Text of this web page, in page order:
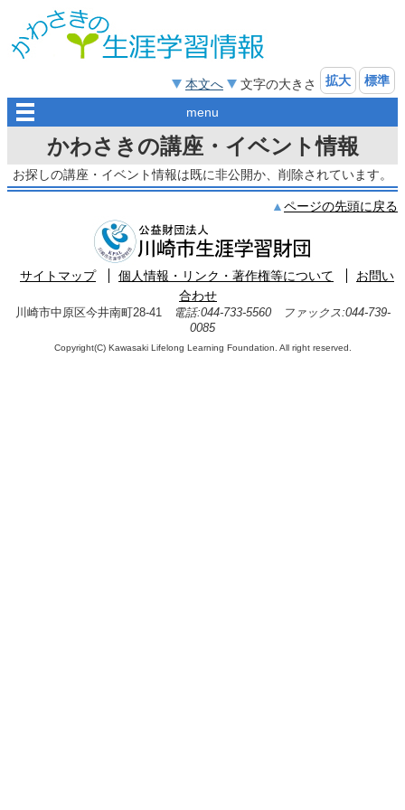
本文へ 文字の大きさ 拡大 標準
menu
かわさきの講座・イベント情報
お探しの講座・イベント情報は既に非公開か、削除されています。
ページの先頭に戻る
サイトマップ 個人情報・リンク・著作権等について
お問い
合わせ
川崎市中原区今井南町28-41
電話:044-733-5560 ファックス:044-739-
0085
Copyright(C) Kawasaki Lifelong Learning Foundation. All right reserved.